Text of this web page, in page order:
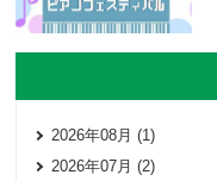
2026年08月 (1)
2026年07月 (2)